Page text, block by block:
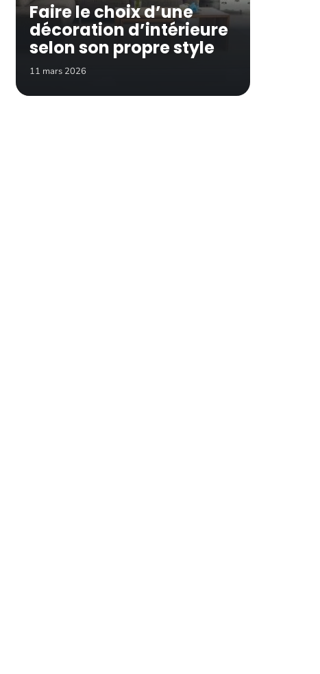
Faire le choix d’une
décoration d’intérieure
selon son propre style
11 mars 2026